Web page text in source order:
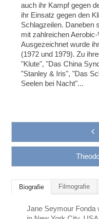
auch ihr Kampf gegen
ihr Einsatz gegen den
Schlagzeilen. Daneben
mit zahlreichen
Ausgezeichnet wurde
(1972 und 1979). Zu
"Klute", "Das China
"Stanley & Iris", "Das
Seelen bei Nacht"...
Biografie Filmografie
Jane Seymour Fonda